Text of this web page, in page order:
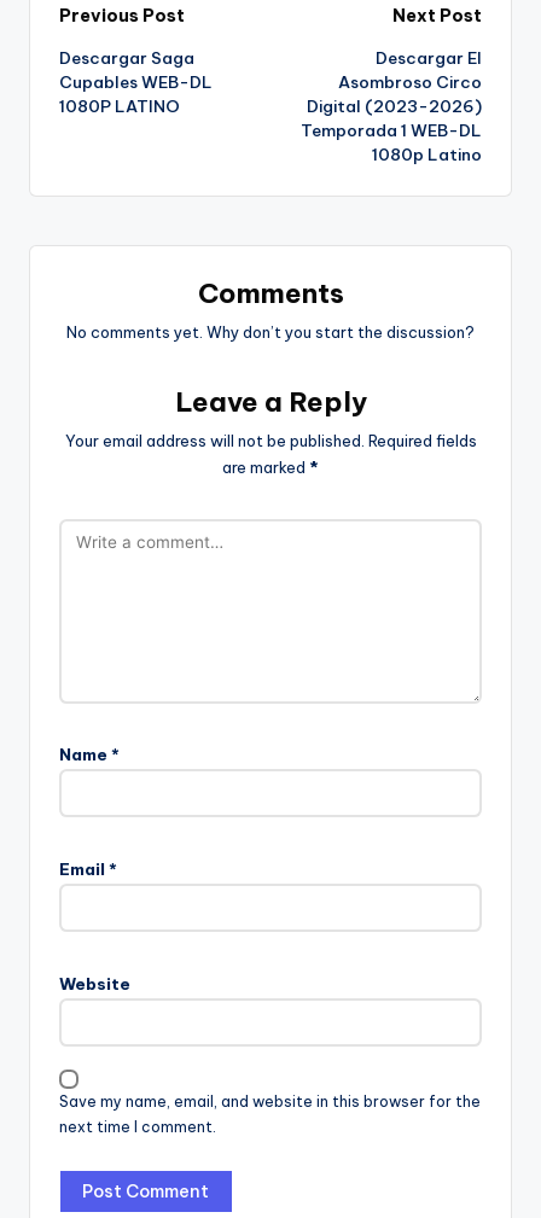
Post
navigation
Previous Post
Descargar Saga
Cupables WEB-DL
1080P LATINO
Next Post
Descargar El
Asombroso Circo
Digital (2023-2026)
Temporada 1 WEB-DL
1080p Latino
Comments
No comments yet. Why don’t you start the discussion?
Leave a Reply
Your email address will not be published. Required fields
are marked *
Name *
Email *
Website
Save my name, email, and website in this browser for the
next time I comment.